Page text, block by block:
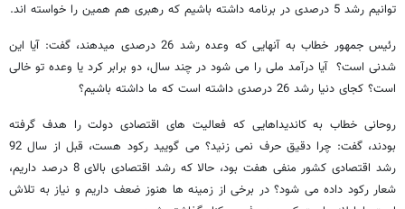
توانیم رشد 5 درصدی در برنامه داشته باشیم که رهبری هم همین را خواسته اند.
رئیس جمهور خطاب به آنهایی که وعده رشد 26 درصدی می‎دهند، گفت: آیا این
شدنی است؟ آیا درآمد ملی را می شود در چند سال، دو برابر کرد یا وعده تو خالی
است؟ کجای دنیا رشد 26 درصدی داشته است که ما داشته باشیم؟
روحانی خطاب به کاندیداهایی که فعالیت های اقتصادی دولت را هدف گرفته
بودند، گفت: چرا دقیق حرف نمی زنید؟ می گویید رکود هست، قبل از سال 92
رشد اقتصادی کشور منفی هفت بود، حالا که رشد اقتصادی بالای 8 درصد داریم،
شعار رکود داده می شود؟ در برخی از زمینه ها هنوز ضعف داریم و نیاز به تلاش